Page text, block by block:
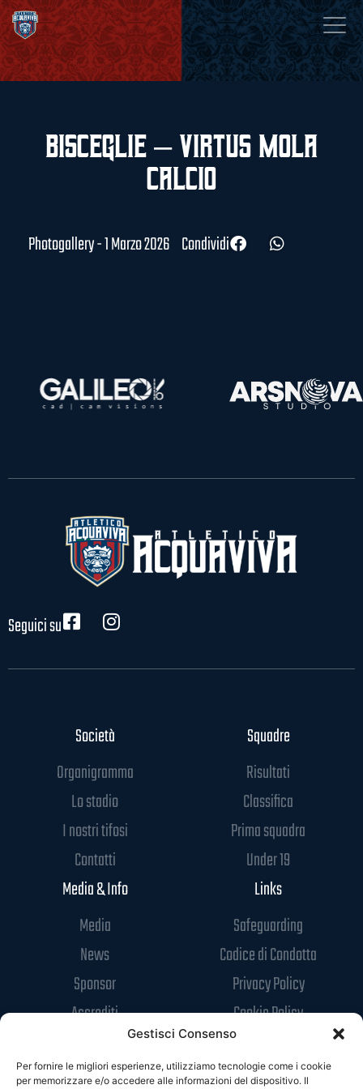
Gestisci Consenso
Per fornire le migliori esperienze, utilizziamo tecnologie come i cookie
per memorizzare e/o accedere alle informazioni del dispositivo. Il
Bisceglie – Virtus Mola
Calcio
Photogallery - 1 Marzo 2026 Condividi
Seguici su
Società
Organigramma
Lo stadio
I nostri tifosi
Contatti
Squadre
Risultati
Classifica
Prima squadra
Under 19
Media & Info
Media
News
Sponsor
Accrediti
Links
Safeguarding
Codice di Condotta
Privacy Policy
Cookie Policy